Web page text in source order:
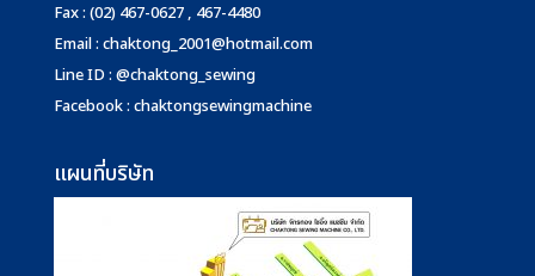
Fax : (02) 467-0627 , 467-4480
Email : chaktong_2001@hotmail.com
Line ID : @chaktong_sewing
Facebook : chaktongsewingmachine
แผนที่บริษัท